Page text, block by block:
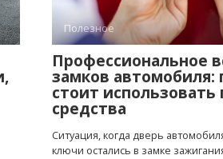
Полезное
Профессиональное
замков автомобиля:
стоит
средства
Ситуация, когда дверь
ключи остались в замке